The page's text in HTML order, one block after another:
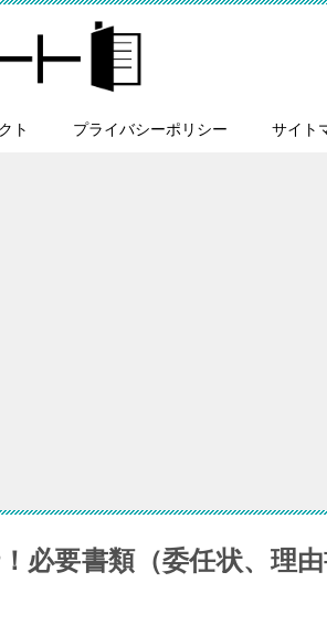
ト プライバシーポリシー サイト
必要書類（委任状、理